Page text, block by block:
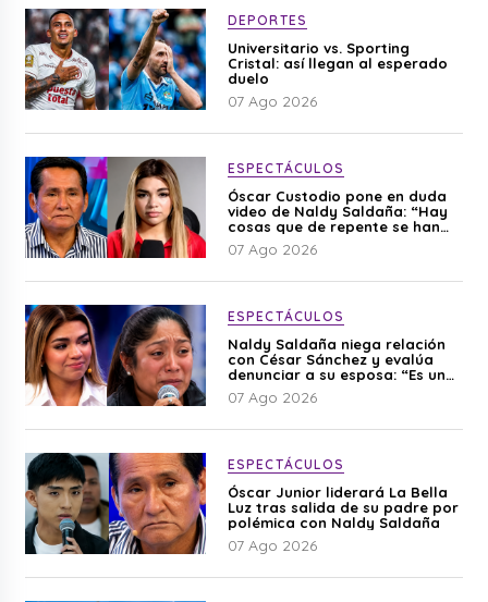
DEPORTES
Universitario vs. Sporting
Cristal: así llegan al esperado
duelo
07 Ago 2026
ESPECTÁCULOS
Óscar Custodio pone en duda
video de Naldy Saldaña: “Hay
cosas que de repente se han
editado”
07 Ago 2026
ESPECTÁCULOS
Naldy Saldaña niega relación
con César Sánchez y evalúa
denunciar a su esposa: “Es una
difamación”
07 Ago 2026
ESPECTÁCULOS
Óscar Junior liderará La Bella
Luz tras salida de su padre por
polémica con Naldy Saldaña
07 Ago 2026